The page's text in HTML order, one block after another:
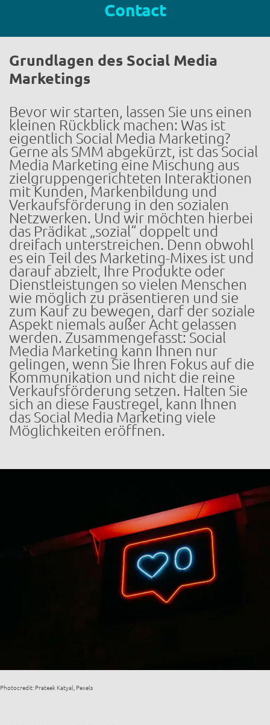
Grundlagen des Social Media
Marketings
Bevor wir starten, lassen Sie uns einen
kleinen Rückblick machen: Was ist
eigentlich Social Media Marketing?
Gerne als SMM abgekürzt, ist das Social
Media Marketing eine Mischung aus
zielgruppengerichteten Interaktionen
mit Kunden, Markenbildung und
Verkaufsförderung in den sozialen
Netzwerken. Und wir möchten hierbei
das Prädikat „sozial“ doppelt und
dreifach unterstreichen. Denn obwohl
es ein Teil des Marketing-Mixes ist und
darauf abzielt, Ihre Produkte oder
Dienstleistungen so vielen Menschen
wie möglich zu präsentieren und sie
zum Kauf zu bewegen, darf der soziale
Aspekt niemals außer Acht gelassen
werden. Zusammengefasst: Social
Media Marketing kann Ihnen nur
gelingen, wenn Sie Ihren Fokus auf die
Kommunikation und nicht die reine
Verkaufsförderung setzen. Halten Sie
sich an diese Faustregel, kann Ihnen
das Social Media Marketing viele
Möglichkeiten eröffnen.
Contact
Photocredit: Prateek Katyal, Pexels